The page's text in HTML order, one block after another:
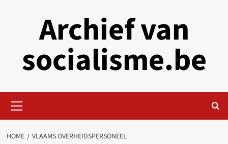
Archief van
socialisme.be
Menu
HOME VLAAMS OVERHEIDSPERSONEEL